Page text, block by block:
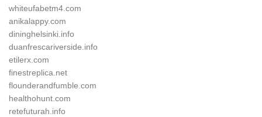
whiteufabetm4.com
anikalappy.com
dininghelsinki.info
duanfrescariverside.info
etilerx.com
finestreplica.net
flounderandfumble.com
healthohunt.com
retefuturah.info